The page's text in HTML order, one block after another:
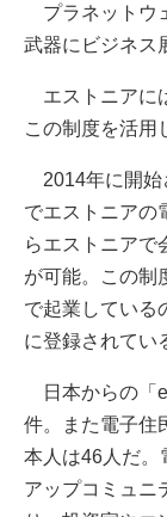
プラネットウ
武器にビジネス
エストニアに
この制度を活用
2014年に開始
でエストニアの
らエストニアで
が可能。この制
で起業している
に登録されてい
日本からの「
件。また電子住
本人は46人だ。
アップコミュニ